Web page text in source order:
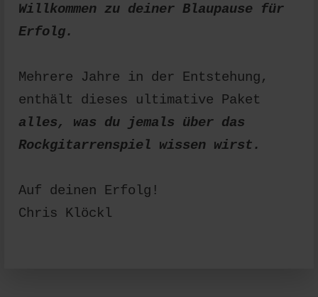
Willkommen zu deiner Blaupause für
Erfolg.
Mehrere Jahre in der Entstehung,
enthält dieses ultimative Paket
alles, was du jemals über das
Rockgitarrenspiel wissen wirst.
Auf deinen Erfolg!
Chris Klöckl